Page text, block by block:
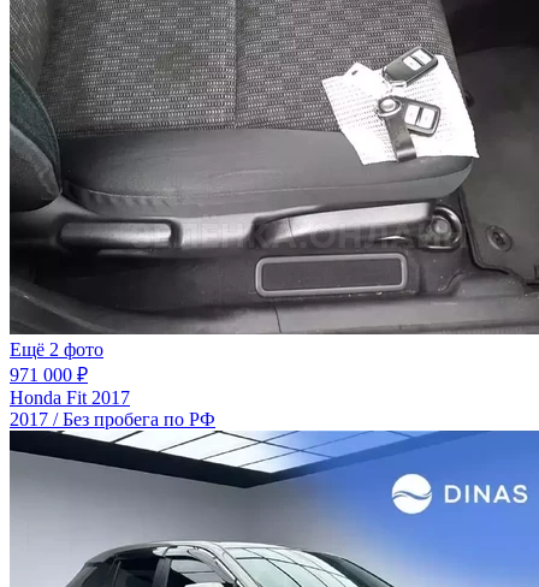
Ещё 2 фото
971 000 ₽
Honda Fit 2017
2017 / Без пробега по РФ